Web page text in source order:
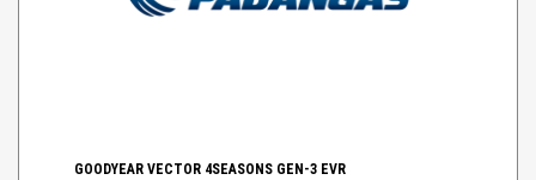
GOODYEAR VECTOR 4SEASONS GEN-3 EVR